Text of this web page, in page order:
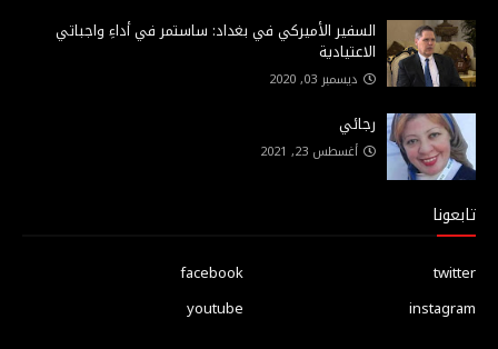
السفير الأميركي في بغداد: ساستمر في أداءِ واجباتي
الاعتيادية
ديسمبر 03, 2020
رجائي
أغسطس 23, 2021
تابعونا
facebook
twitter
youtube
instagram